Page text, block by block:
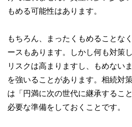
もめる可能性はあります。
もちろん、まったくもめることな
ースもあります。しかし何も対策
リスクは高まりますし、もめない
を強いることがあります。相続対
は「円満に次の世代に継承するこ
必要な準備をしておくことです。